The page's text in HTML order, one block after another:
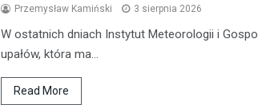
Przemysław Kamiński 3 sierpnia 2026
W ostatnich dniach Instytut Meteorologii i
upałów, która ma…
Read More